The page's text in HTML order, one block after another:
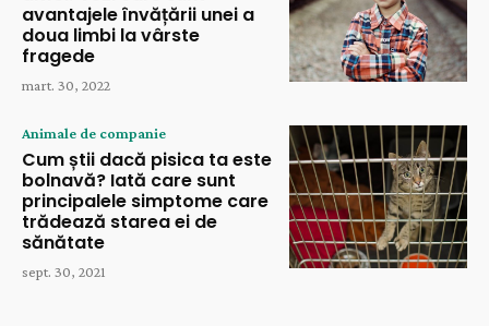
avantajele învățării unei a
doua limbi la vârste
fragede
mart. 30, 2022
Animale de companie
Cum știi dacă pisica ta este
bolnavă? Iată care sunt
principalele simptome care
trădează starea ei de
sănătate
sept. 30, 2021